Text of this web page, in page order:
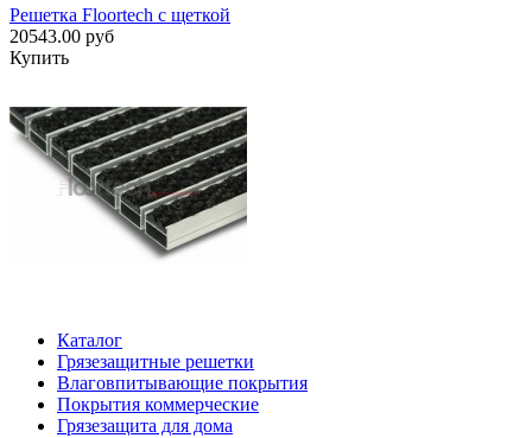
Решетка Floortech с щеткой
20543.00 руб
Купить
Каталог
Грязезащитные решетки
Влаговпитывающие покрытия
Покрытия коммерческие
Грязезащита для дома